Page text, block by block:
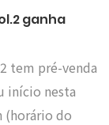
ganha
tem pré-venda
início nesta
(horário do